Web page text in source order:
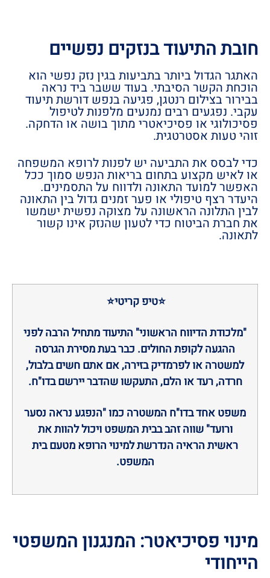
חובת התיעוד בנזקים נפשיים
האתגר הגדול ביותר בתביעות בגין נזק נפשי הוא
הוכחת הקשר הסיבתי. בעוד ששבר ביד נראה
בבירור בצילום רנטגן, פגיעה בנפש דורשת תיעוד
עקבי. נפגעים רבים נמנעים מלפנות לטיפול
פסיכולוגי או פסיכיאטרי מתוך בושה או הדחקה.
זוהי טעות אסטרטגית.
כדי לבסס את התביעה יש לפנות לרופא המשפחה
או לאיש מקצוע בתחום בריאות הנפש סמוך ככל
האפשר למועד התאונה ולדווח על התסמינים.
היעדר רצף טיפולי או פער זמנים גדול בין התאונה
לבין התלונה הראשונה על מצוקה נפשית ישמשו
את חברת הביטוח כדי לטעון שהנזק אינו קשור
לתאונה.
⭐טיפ קריטי⭐
"מלכודת הדיווח הראשוני" התיעוד מתחיל הרבה לפני
ההגעה לקופת החולים. כבר בעת מסירת הגרסה
למשטרה או לפרמדיק בזירה, אם אתם חשים בלבול,
חרדה, רעד או הלם, התעקשו שהדבר יירשם בדו"ח.
משפט אחד בדו"ח המשטרה כמו "הנפגע נראה נסער
ורועד" שווה זהב בבית המשפט ויכול להוות את
ראשית הראיה הנדרשת למינוי הרופא מטעם בית
המשפט.
מינוי פסיכיאטר: המנגנון המשפטי
הייחודי